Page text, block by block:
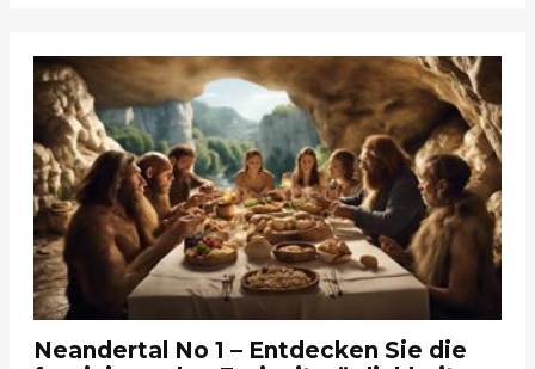
Neandertal No 1 – Entdecken Sie die